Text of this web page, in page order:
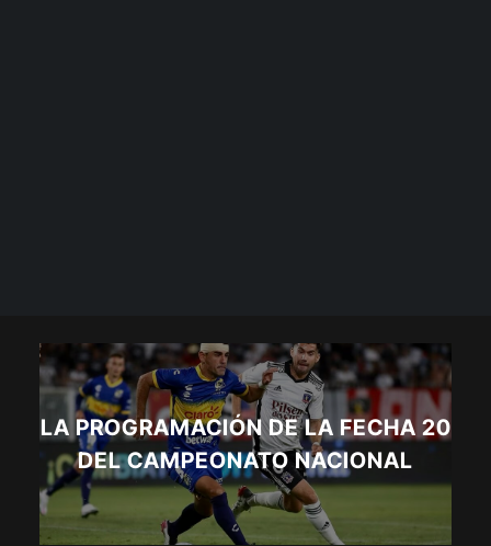
LA PROGRAMACIÓN DE LA FECHA 20
DEL CAMPEONATO NACIONAL